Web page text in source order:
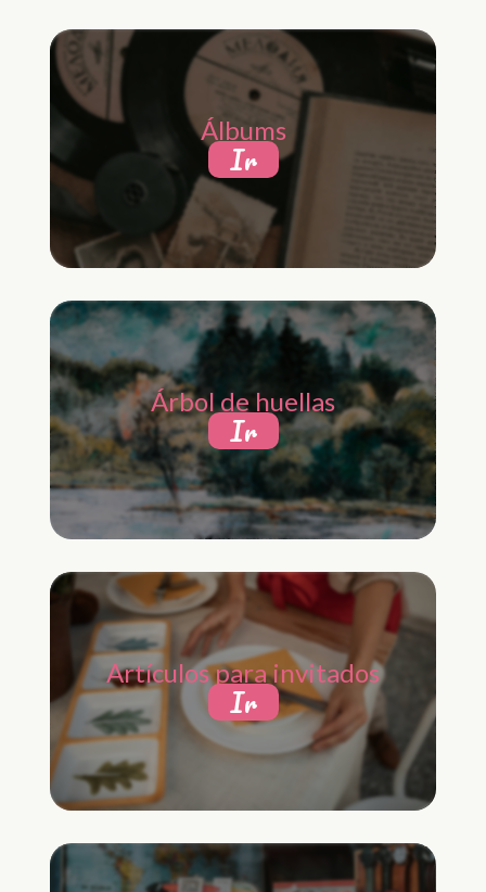
Álbums
Ir
Árbol de huellas
Ir
Artículos para invitados
Ir